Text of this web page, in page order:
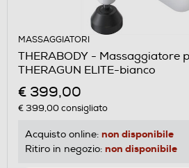
MASSAGGIATORI
THERABODY - Massaggiatore
THERAGUN ELITE-bianco
€ 399,00
€ 399,00consigliato
Acquisto online: non disponibile
Ritiro in negozio: non disponibile